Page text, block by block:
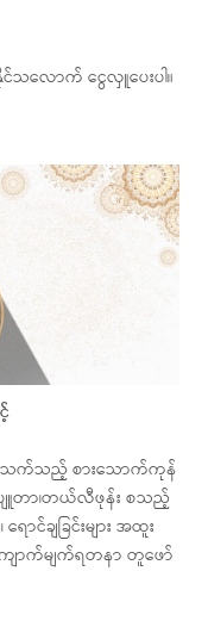
သလောက် ငွေလှူပေးပါ။
တ်သက်သည့် စားသောက်ကုန်
ျူတာ၊တယ်လီဖုန်း စသည့်
ောင်ချခြင်းများ အထူး
ောက်မျက်ရတနာ တူဖော်